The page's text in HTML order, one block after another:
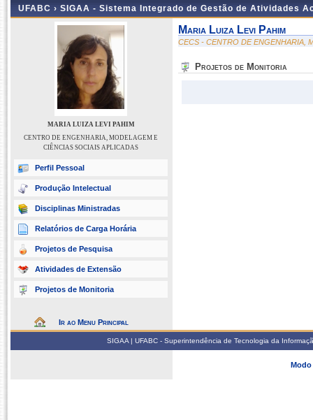
UFABC › SIGAA - Sistema Integrado de Gestão de Atividades
MARIA LUIZA LEVI PAHIM
CENTRO DE ENGENHARIA, MODELAGEM E
CIÊNCIAS SOCIAIS APLICADAS
Perfil Pessoal
Produção Intelectual
Disciplinas Ministradas
Relatórios de Carga Horária
Projetos de Pesquisa
Atividades de Extensão
Projetos de Monitoria
Ir ao Menu Principal
Maria Luiza Levi Pahim
CECS - CENTRO DE ENGENHARIA,
Projetos de Monitoria
SIGAA | UFABC - Superintendência de Tecnologia da
Modo